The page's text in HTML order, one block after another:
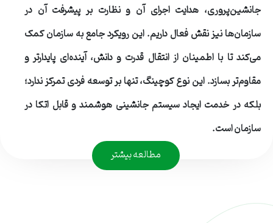
جانشین‌پروری، هدایت اجرای آن و نظارت بر پیشرفت آن در
سازمان‌ها نیز نقش فعال داریم. این رویکرد جامع به سازمان کمک
می‌کند تا با اطمینان از انتقال قدرت و دانش، آینده‌ای پایدارتر و
مقاوم‌تر بسازد. این نوع کوچینگ، تنها بر توسعه فردی تمرکز ندارد؛
بلکه در خدمت ایجاد سیستم جانشینی هوشمند و قابل اتکا در
سازمان است.
مطالعه بیشتر